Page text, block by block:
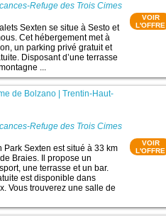
Refuge des Trois Cimes
Sexten se situe à Sesto et
Cet hébergement met à
un parking privé gratuit et
Disposant d’une terrasse
...
VOIR
L'OFFRE
de Bolzano |Trentin-Haut-
Refuge des Trois Cimes
Park Sexten est situé à 33 km
Braies. Il propose un
une terrasse et un bar.
est disponible dans
Vous trouverez une salle de
VOIR
L'OFFRE